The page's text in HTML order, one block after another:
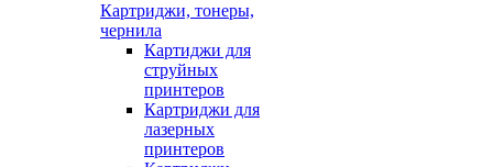
Картриджи, тонеры,
чернила
Картиджи для
струйных
принтеров
Картриджи для
лазерных
принтеров